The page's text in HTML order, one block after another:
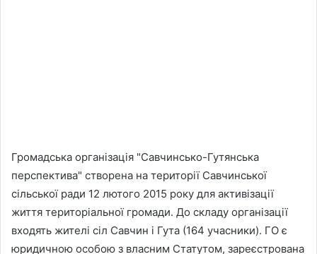
Громадська організація "Савчинсько-Гутянська
перспектива" створена на території Савчинської
сільської ради 12 лютого 2015 року для активізації
життя територіальної громади. До складу організації
входять жителі сіл Савчин і Гута (164 учасники). ГО є
юридичною особою з власним Статутом, зареєстрована